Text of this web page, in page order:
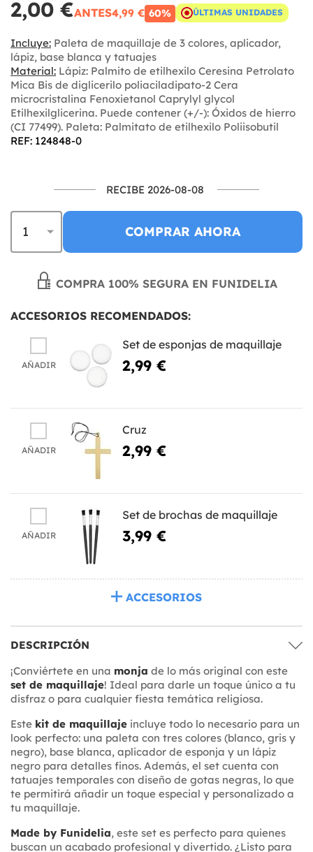
2,00 €ANTES4,99 € 60% ÚLTIMAS UNIDADES
Incluye: Paleta de maquillaje de 3 colores, aplicador,
lápiz, base blanca y tatuajes
Material: Lápiz: Palmito de etilhexilo Ceresina Petrolato
Mica Bis de diglicerilo poliaciladipato-2 Cera
microcristalina Fenoxietanol Caprylyl glycol
Etilhexilglicerina. Puede contener (+/-): Óxidos de hierro
(CI 77499). Paleta: Palmitato de etilhexilo Poliisobutil
REF: 124848-0
RECIBE 2026-08-08
COMPRAR AHORA
COMPRA 100% SEGURA EN FUNIDELIA
ACCESORIOS RECOMENDADOS:
AÑADIR
Set de esponjas de maquillaje
2,99 €
AÑADIR
Cruz
2,99 €
AÑADIR
Set de brochas de maquillaje
3,99 €
ACCESORIOS
DESCRIPCIÓN
¡Conviértete en una monja de lo más original con este
set de maquillaje! Ideal para darle un toque único a tu
disfraz o para cualquier fiesta temática religiosa.
Este kit de maquillaje incluye todo lo necesario para un
look perfecto: una paleta con tres colores (blanco, gris y
negro), base blanca, aplicador de esponja y un lápiz
negro para detalles finos. Además, el set cuenta con
tatuajes temporales con diseño de gotas negras, lo que
te permitirá añadir un toque especial y personalizado a
tu maquillaje.
Made by Funidelia, este set es perfecto para quienes
buscan un acabado profesional y divertido. ¿Listo para